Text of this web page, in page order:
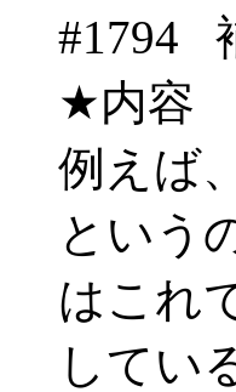
#1794
★内容
例えば
という
はこれ
してい